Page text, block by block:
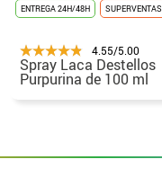
ENTREGA 24H/48H SUPERVENTAS
4.55/5.00
Spray Laca Destellos
Purpurina de 100 ml
en varios colores